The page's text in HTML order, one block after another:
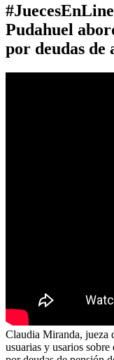
Pudahuel
por deudas de
Claudia Miranda, jueza
usuarias y usarios